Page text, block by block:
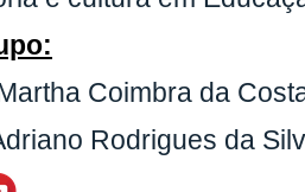
Coimbra da
Rodrigues da